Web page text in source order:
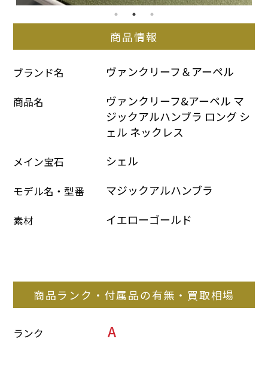
商品情報
ブランド名 ヴァンクリーフ＆アーペル
商品名
ヴァンクリーフ&アーペル マ
ジックアルハンブラ ロング シ
ェル ネックレス
メイン宝石 シェル
モデル名・型番 マジックアルハンブラ
素材 イエローゴールド
商品ランク・付属品の有無・買取相場
ランク A